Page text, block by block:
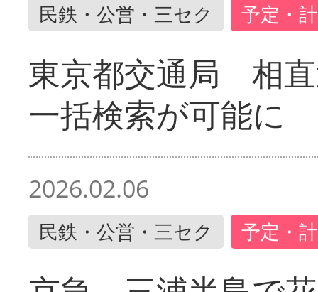
民鉄・公営・三セク 予定・
東京都交通局 相
一括検索が可能に
2026.02.06
民鉄・公営・三セク 予定・